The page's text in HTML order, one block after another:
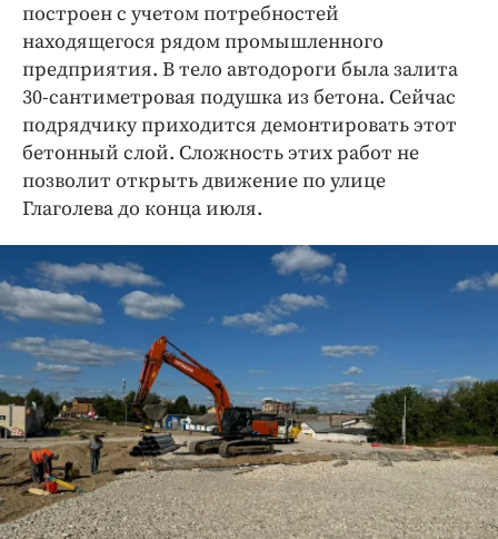
построен с учетом потребностей
находящегося рядом промышленного
предприятия. В тело автодороги была залита
30-сантиметровая подушка из бетона. Сейчас
подрядчику приходится демонтировать этот
бетонный слой. Сложность этих работ не
позволит открыть движение по улице
Глаголева до конца июля.